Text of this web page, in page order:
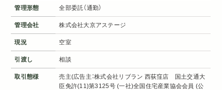
管理形態 全部委託（通勤）
管理会社 株式会社大京アステージ
現況 空室
引渡し 相談
取引態様
売主(広告主：株式会社リブラン 西荻窪店 国土交通大
臣免許(11)第3125号 (一社)全国住宅産業協会会員 (公